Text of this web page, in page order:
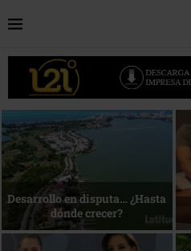
Bottega, un viaje servido a la
mesa